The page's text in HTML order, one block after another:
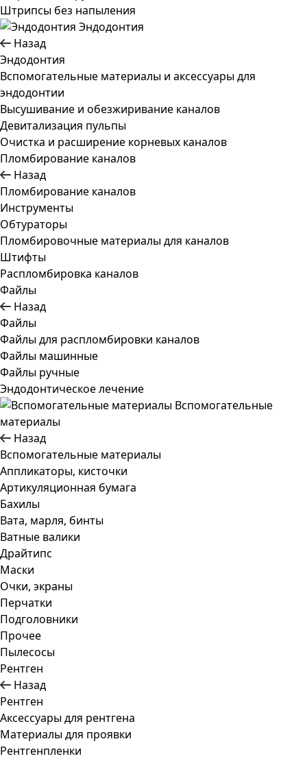
Штрипсы без напыления
Эндодонтия
Назад
Эндодонтия
Вспомогательные материалы и аксессуары для
эндодонтии
Высушивание и обезжиривание каналов
Девитализация пульпы
Очистка и расширение корневых каналов
Пломбирование каналов
Назад
Пломбирование каналов
Инструменты
Обтураторы
Пломбировочные материалы для каналов
Штифты
Распломбировка каналов
Файлы
Назад
Файлы
Файлы для распломбировки каналов
Файлы машинные
Файлы ручные
Эндодонтическое лечение
Вспомогательные
материалы
Назад
Вспомогательные материалы
Аппликаторы, кисточки
Артикуляционная бумага
Бахилы
Вата, марля, бинты
Ватные валики
Драйтипс
Маски
Очки, экраны
Перчатки
Подголовники
Прочее
Пылесосы
Рентген
Назад
Рентген
Аксессуары для рентгена
Материалы для проявки
Рентгенпленки